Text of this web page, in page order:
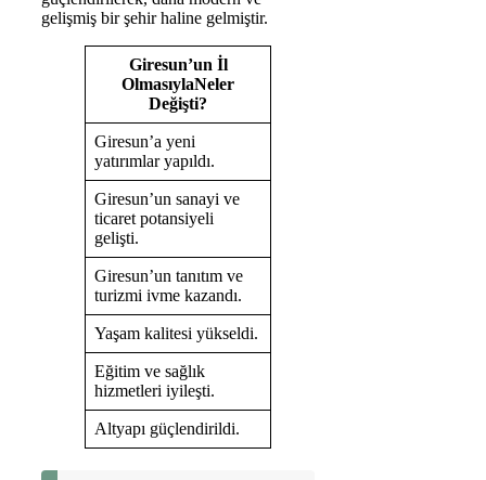
gelişmiş bir şehir haline gelmiştir.
Giresun’un İl
OlmasıylaNeler
Değişti?
Giresun’a yeni
yatırımlar yapıldı.
Giresun’un sanayi ve
ticaret potansiyeli
gelişti.
Giresun’un tanıtım ve
turizmi ivme kazandı.
Yaşam kalitesi yükseldi.
Eğitim ve sağlık
hizmetleri iyileşti.
Altyapı güçlendirildi.